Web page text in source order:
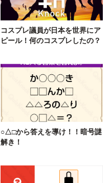
コスプレ議員が日本を世界にア
ピール！何のコスプレしたの？
○△□から答えを導け！！暗号謎
解き！